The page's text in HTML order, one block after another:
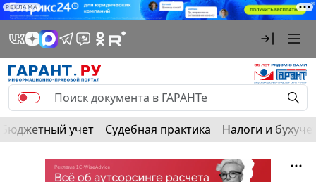
РЕКЛАМА
Бюджетный учет Судебная практика Налоги и